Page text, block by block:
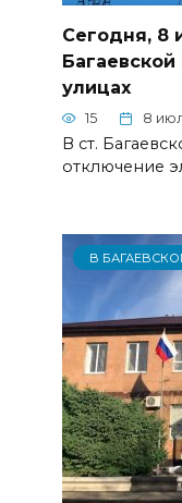
Сегодня, 8
улицах
15 8
В ст.
отключение
В